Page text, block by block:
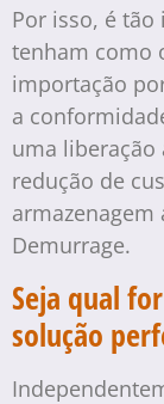
Por isso, é
tenham como
importação
a
uma liberação
redução de
Demurrage.
Seja qual
solução